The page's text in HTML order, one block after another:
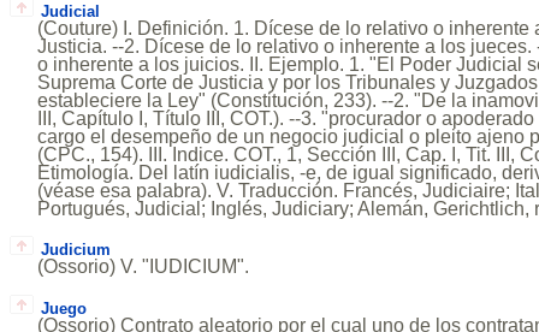
Judicial
(Couture) I. Definición. 1. Dícese de lo relativo o inherente
Justicia. --2. Dícese de lo relativo o inherente a los
o inherente a los juicios. II. Ejemplo. 1. "El Poder Judicial
Suprema Corte de Justicia y por los Tribunales y
estableciere la Ley" (Constitución, 233). --2. "De la
III, Capítulo I, Título III, COT.). --3. "procurador o
cargo el desempeño de un negocio judicial o pleito ajeno
(CPC., 154). III. Indice. COT., 1, Sección III, Cap. I, Tit. III,
Etimología. Del latín iudicialis, -e, de igual significado,
(véase esa palabra). V. Traducción. Francés, Judiciaire;
Portugués, Judicial; Inglés, Judiciary; Alemán, Gerichtlich,
Judicium
(Ossorio) V. "IUDICIUM".
Juego
(Ossorio) Contrato aleatorio por el cual uno de los